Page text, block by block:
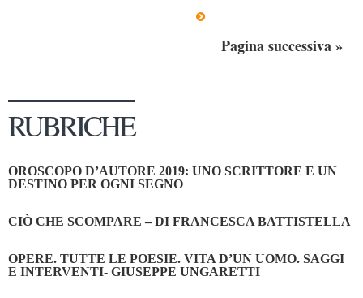
Pagina successiva »
RUBRICHE
OROSCOPO D’AUTORE 2019: UNO SCRITTORE E UN
DESTINO PER OGNI SEGNO
CIÒ CHE SCOMPARE – DI FRANCESCA BATTISTELLA
OPERE. TUTTE LE POESIE. VITA D’UN UOMO. SAGGI
E INTERVENTI- GIUSEPPE UNGARETTI